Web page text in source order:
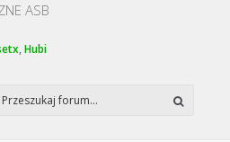
ASB
, Hubi